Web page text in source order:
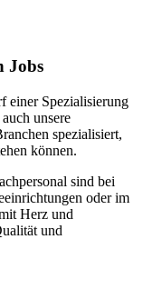
Jobs
einer Spezialisierung
unsere
spezialisiert,
können.
sind bei
oder im
Herz und
und